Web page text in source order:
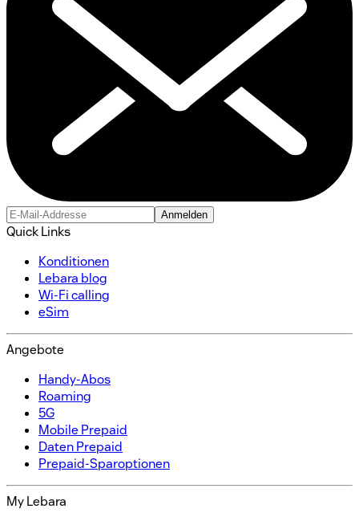
Anmelden
Quick Links
Konditionen​
Lebara blog
Wi-Fi calling
eSim
Angebote
Handy-Abos​
Roaming
5G
Mobile Prepaid​
Daten Prepaid​
Prepaid-Sparoptionen​
My Lebara